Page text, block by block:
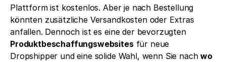
Plattform ist kostenlos. Aber je nach Bestellung
könnten zusätzliche Versandkosten oder Extras
anfallen. Dennoch ist es eine der bevorzugten
Produktbeschaffungswebsites für neue
Dropshipper und eine solide Wahl, wenn Sie nach wo